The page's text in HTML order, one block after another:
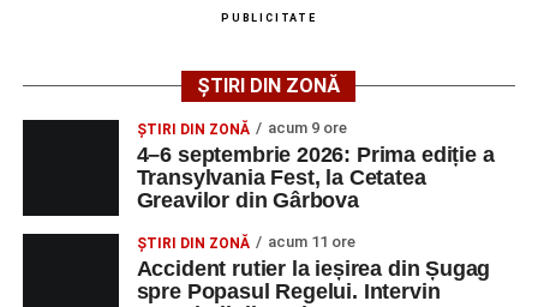
și interpreți originari din Sebeș, care și-au construit
cariere de succes în țară și în străinătate.
Festivalul include și o componentă cinematografică
importantă. Publicul va putea urmări mai multe producții
realizate cu implicarea producătoarei
originară din Sebeș, prezentă de-a lungul timpului la
unele dintre cele mai importante festivaluri europene de
PUBLICITATE
ȘTIRI DIN ZONĂ
ȘTIRI DIN ZONĂ acum 9 ore
4–6 septembrie 2026: Prima ediție a
Transylvania Fest, la Cetatea
Greavilor din Gârbova
ȘTIRI DIN ZONĂ acum 11 ore
Accident rutier la ieșirea din Șugag
spre Popasul Regelui. Intervin